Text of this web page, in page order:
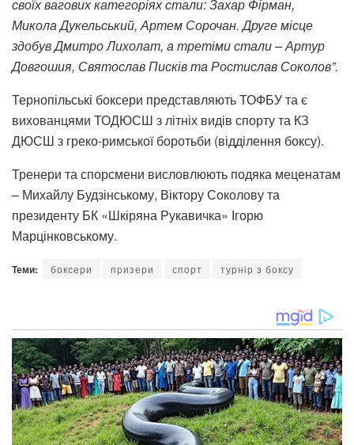
своїх вагових категоріях стали: Захар Фірман,
Микола Дукельський, Артем Сорочан. Друге місце
здобув Дмитро Лихолат, а третіми стали – Артур
Довгошия, Святослав Писків та Ростислав Соколов”.
Тернопільські боксери представляють ТОФБУ та є
вихованцями ТОДЮСШ з літніх видів спорту та КЗ
ДЮСШ з греко-римської боротьби (відділення боксу).
Тренери та спорсмени висловлюють подяка меценатам
– Михайлу Будзінському, Віктору Соколову та
президенту БК «Шкіряна Рукавичка» Ігорю
Марцінковському.
Теми: боксери призери спорт турнір з боксу